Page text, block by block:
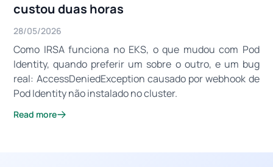
custou duas horas
28/05/2026
Como IRSA funciona no EKS, o que mudou com Pod
Identity, quando preferir um sobre o outro, e um bug
real: AccessDeniedException causado por webhook de
Pod Identity não instalado no cluster.
Read more